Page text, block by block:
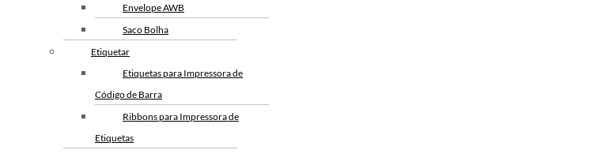
Selo para Fita de Arquear
Preço da Fita Gomada
Personalizada
Preço da Fita Gomada
Fita Gomada Personalizada
Fita Gomada de Papel
Fita Gomada com Reforço
Envelope AWB
Saco Bolha
Etiquetar
Etiquetas para Impressora de
Código de Barra
Ribbons para Impressora de
Etiquetas